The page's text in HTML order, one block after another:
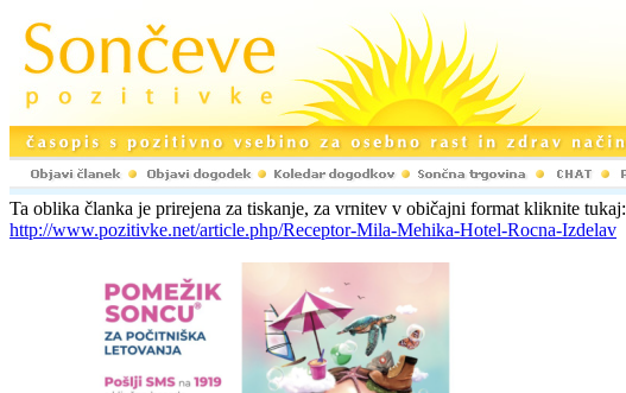
Ta oblika članka je prirejena za tiskanje, za vrnitev v običajni format kliknite tukaj:
http://www.pozitivke.net/article.php/Receptor-Mila-Mehika-Hotel-Rocna-Izdelav